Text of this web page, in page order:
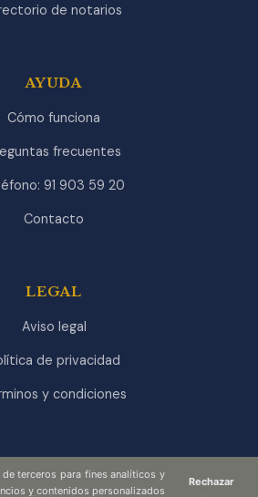
terceros para fines analíticos y
y contenidos personalizados
Rechazar
de notarios
AYUDA
Cómo funciona
frecuentes
91 903 59 20
Contacto
LEGAL
Aviso legal
de privacidad
y condiciones